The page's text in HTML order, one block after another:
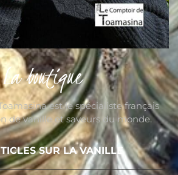
La boutique
est le spécialiste français
de vanille et saveurs du monde.
SUR LA VANILLE